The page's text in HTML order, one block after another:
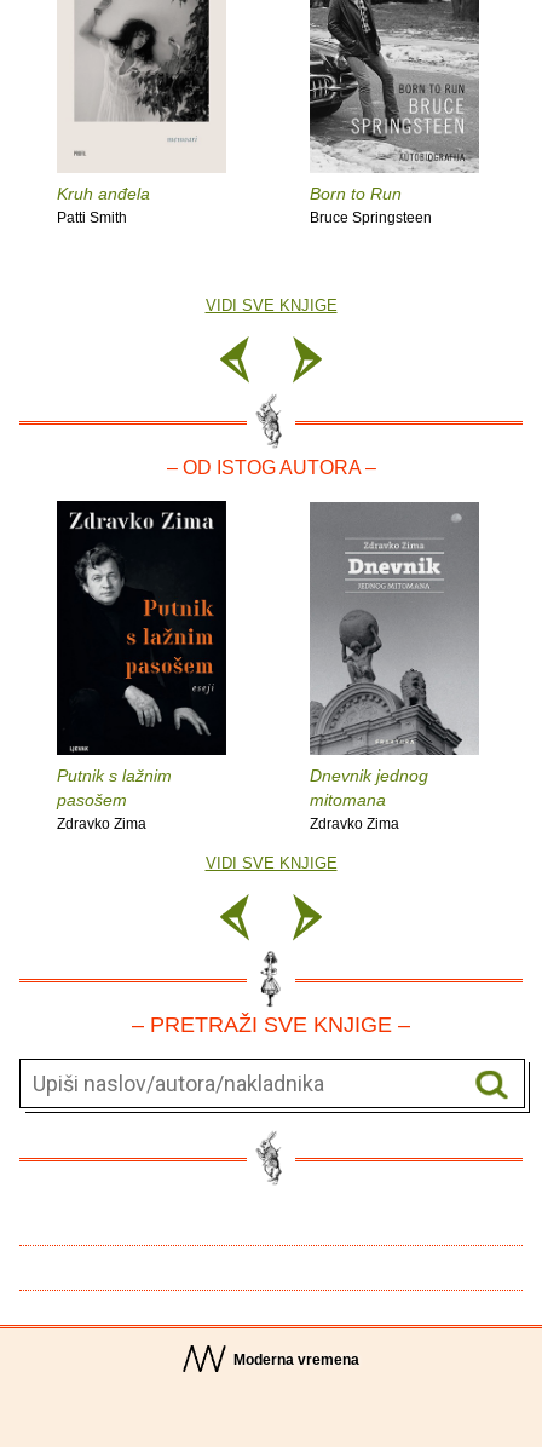
Kruh anđela
Patti Smith
Born to Run
Bruce Springsteen
VIDI SVE KNJIGE
– OD ISTOG AUTORA –
Putnik s lažnim
pasošem
Zdravko Zima
Dnevnik jednog
mitomana
Zdravko Zima
VIDI SVE KNJIGE
– PRETRAŽI SVE KNJIGE –
Moderna vremena